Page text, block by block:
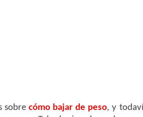
sobre cómo bajar de peso, y